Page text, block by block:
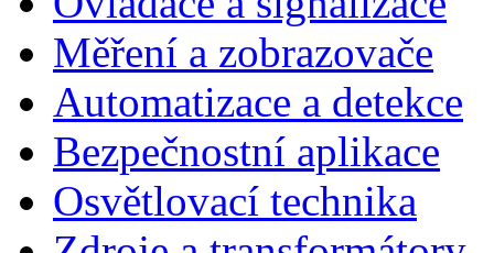
Měření a zobrazovače
Automatizace a detekce
Bezpečnostní aplikace
Osvětlovací technika